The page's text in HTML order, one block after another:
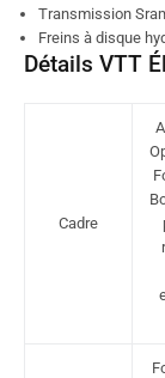
Transmission
Freins à disque
Détails VTT
Cadre